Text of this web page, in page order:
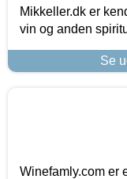
Mikkeller.dk er
vin og anden
Se
Winefamly.com er